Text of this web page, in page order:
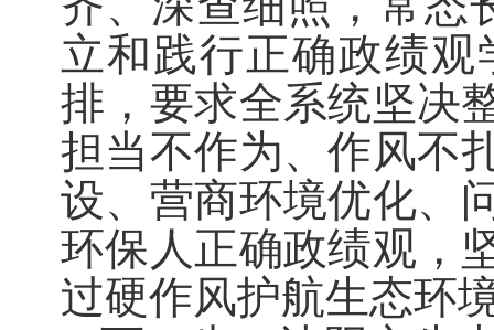
立和践行正确政绩
排，要求全系统坚决
担当不作为、作风不
设、营商环境优化、
环保人正确政绩观，
过硬作风护航生态环